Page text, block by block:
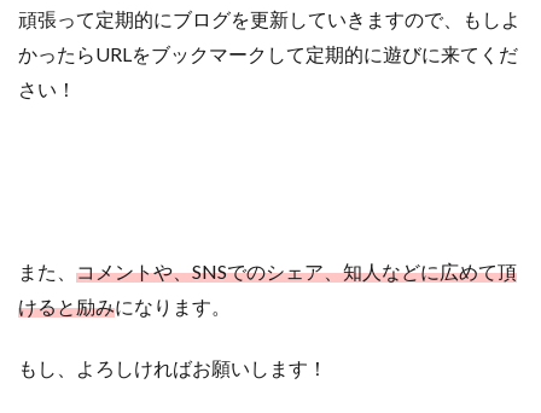
頑張って定期的にブログを更新していきますので、もしよ
かったらURLをブックマークして定期的に遊びに来てくだ
さい！
また、 コメントや、SNSでのシェア、知人などに広めて頂
けると励みになります。
もし、よろしければお願いします！